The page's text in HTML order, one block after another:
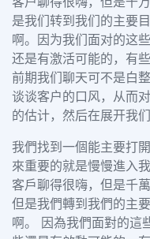
是我们转到我们的主要
啊。因为我们面对的这
还是有激活可能的，有
前期我们聊天可不是白
谈谈客户的口风，从而
的估计，然后在展开我
我們找到一個能主要打
來重要的就是慢慢進入
客戶聊得很嗨，但是千
但是我們轉到我們的主
啊。 因為我們面對的這